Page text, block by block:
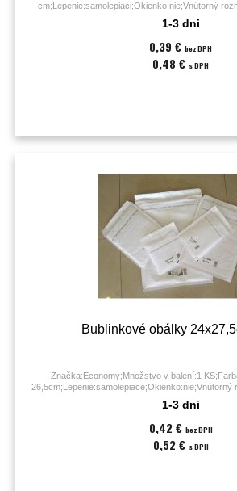
cm;Lepenie:samolepiaci;Okienko:nie;Vnútorný
1-3 dni
0,39 € bez DPH
0,48 € s DPH
Bublinkové obálky
Značka:Economy;Množstvo v balení:1
1-3 dni
0,42 € bez DPH
0,52 € s DPH